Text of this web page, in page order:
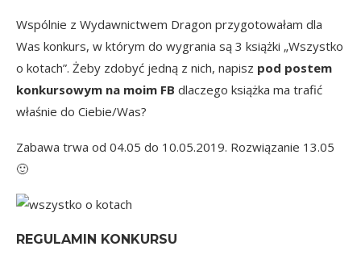
Wspólnie z Wydawnictwem Dragon przygotowałam dla
Was konkurs, w którym do wygrania są 3 książki „Wszystko
o kotach”. Żeby zdobyć jedną z nich, napisz pod postem
konkursowym na moim FB dlaczego książka ma trafić
właśnie do Ciebie/Was?
Zabawa trwa od 04.05 do 10.05.2019. Rozwiązanie 13.05
🙂
REGULAMIN KONKURSU